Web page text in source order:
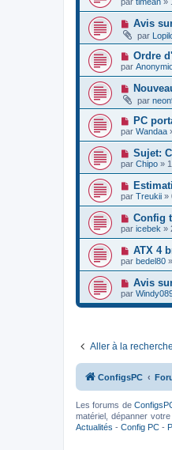
e
s
s
a
g
e
u
m
e
s
s
a
g
e
u
e
a
u
m
e
s
s
a
g
e
N
u
e
a
u
m
e
s
s
a
g
e
Avis
par
N
o
u
v
e
a
u
m
e
s
s
a
g
e
Ordre
par
N
u
v
e
a
u
m
e
s
s
a
g
e
par
N
o
u
v
e
a
u
m
e
s
s
a
g
e
PC
par Wandaa
N
o
u
v
e
a
u
m
e
s
a
g
e
Sujet:
par Chipo »
N
o
u
e
a
u
m
e
s
a
g
e
par Treukii »
N
o
u
e
a
u
m
e
s
s
Config
par icebek »
N
o
u
e
a
u
s
a
g
ATX 4
par bedel80 »
N
o
u
v
m
s
s
e
Avis
par
Aller à la
ConfigsPC
Les forums de
matériel, dépanner
Actualités - Config PC -